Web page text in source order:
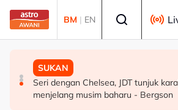
Skip to main content
BM | EN
DUNIA
Sekitar 400 orang terkandas, tanah
Jepun
DUNIA
Keselamatan semakin meruncing,
hilang tempat tinggal di Darfur Barat
SUKAN
Seri dengan Chelsea, JDT tunjuk
menjelang musim baharu - Bergson